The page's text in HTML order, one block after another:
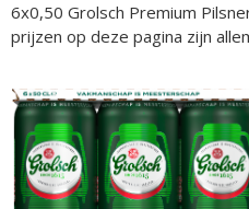
6x0,50 Grolsch Premium
prijzen op deze pagina zijn